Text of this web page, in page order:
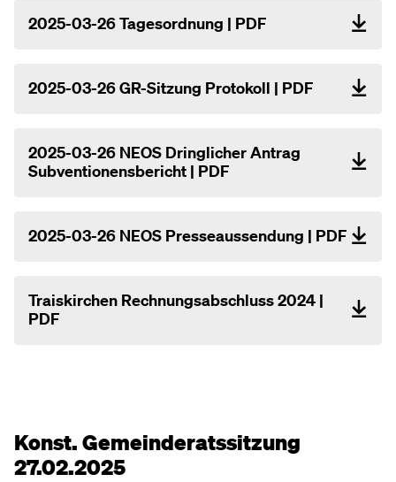
2025-03-26 Tagesordnung | PDF
2025-03-26 GR-Sitzung Protokoll | PDF
2025-03-26 NEOS Dringlicher Antrag
Subventionensbericht | PDF
2025-03-26 NEOS Presseaussendung | PDF
Traiskirchen Rechnungsabschluss 2024 |
PDF
Konst. Gemeinderatssitzung
27.02.2025